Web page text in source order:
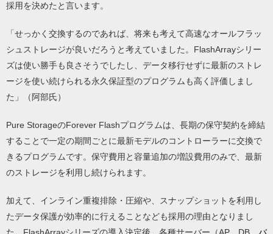
採用を決めたと言います。
「せっかく交換するのであれば、将来も考えて高速なオールフラッ
シュストレージが良いだろうと考えていました。FlashArrayシリー
ズは使い勝手も良さそうでしたし、データ移行せずに最新のストレ
ージを使い続けられる永久保証型のプログラムも高く評価しまし
た」（阿部氏）
Pure StorageのForever Flashプログラムは、長期の保守契約を締結
することで一定の期間ごとに最新モデルのコントローラーに交換で
きるプログラムです。保守費用と容量追加の増設費用のみで、最新
のストレージを利用し続けられます。
加えて、インライン重複排除・圧縮や、スナップショットを利用し
たデータ保護が効率的に行えることなども採用の理由となりまし